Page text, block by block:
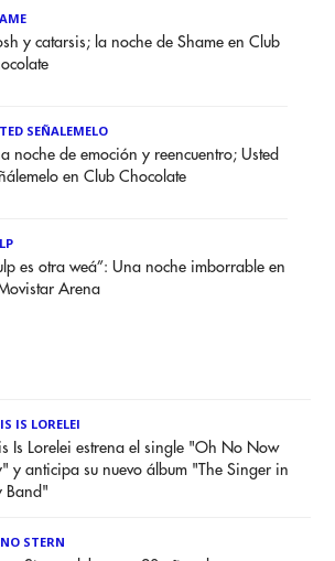
y catarsis; la noche de Shame en Club
SEÑALEMELO
noche de emoción y reencuentro; Usted
en Club Chocolate
es otra weá”: Una noche imborrable en
Arena
IS LORELEI
Is Lorelei estrena el single "Oh No Now
y anticipa su nuevo álbum "The Singer in
Band"
STERN